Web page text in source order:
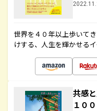
世界を４０年以上歩いて
けする、人生を輝かせる
共感
１００